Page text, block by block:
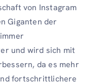
von Instagram
Giganten der
und wird sich mit
da es mehr
fortschrittlichere